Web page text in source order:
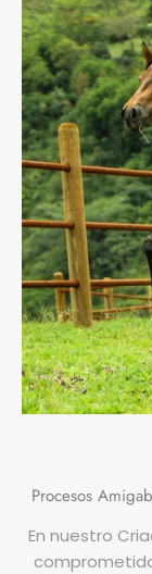
Procesos
En nuestro